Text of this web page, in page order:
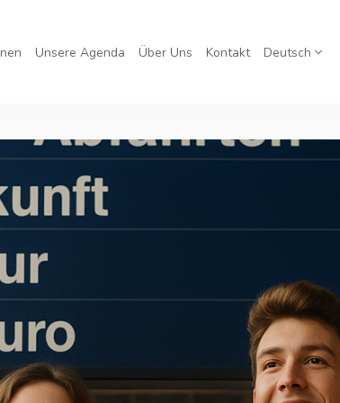
Unsere Agenda Über Uns Kontakt Deutsch